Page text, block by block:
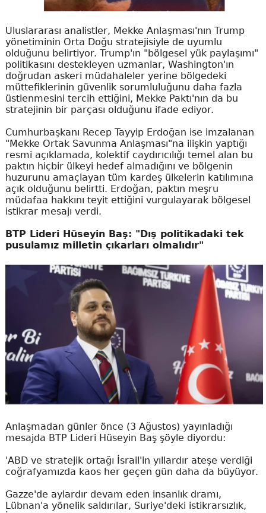
Uluslararası analistler, Mekke Anlaşması'nın Trump
yönetiminin Orta Doğu stratejisiyle de uyumlu
olduğunu belirtiyor. Trump'ın "bölgesel yük paylaşımı"
politikasını destekleyen uzmanlar, Washington'ın
doğrudan askeri müdahaleler yerine bölgedeki
müttefiklerinin güvenlik sorumluluğunu daha fazla
üstlenmesini tercih ettiğini, Mekke Paktı'nın da bu
stratejinin bir parçası olduğunu ifade ediyor.
Cumhurbaşkanı Recep Tayyip Erdoğan ise imzalanan
"Mekke Ortak Savunma Anlaşması"na ilişkin yaptığı
resmi açıklamada, kolektif caydırıcılığı temel alan bu
paktın hiçbir ülkeyi hedef almadığını ve bölgenin
huzurunu amaçlayan tüm kardeş ülkelerin katılımına
açık olduğunu belirtti. Erdoğan, paktın meşru
müdafaa hakkını teyit ettiğini vurgulayarak bölgesel
istikrar mesajı verdi.
BTP Lideri Hüseyin Baş: "Dış politikadaki tek
pusulamız milletin çıkarları olmalıdır"
Anlaşmadan günler önce (3 Ağustos) yayınladığı
mesajda BTP Lideri Hüseyin Baş şöyle diyordu:
'ABD ve stratejik ortağı İsrail'in yıllardır ateşe verdiği
coğrafyamızda kaos her geçen gün daha da büyüyor.
Gazze'de aylardır devam eden insanlık dramı,
Lübnan'a yönelik saldırılar, Suriye'deki istikrarsızlık,